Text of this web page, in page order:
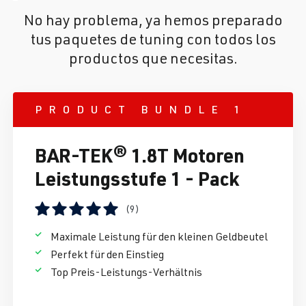
No hay problema, ya hemos preparado
tus paquetes de tuning con todos los
productos que necesitas.
PRODUCT BUNDLE 1
BAR-TEK® 1.8T Motoren
Leistungsstufe 1 - Pack
(9)
Maximale Leistung für den kleinen Geldbeutel
Perfekt für den Einstieg
Top Preis-Leistungs-Verhältnis